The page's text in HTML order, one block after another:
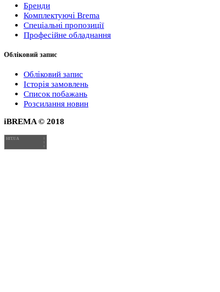
Бренди
Комплектуючі Brema
Спеціальні пропозиції
Професійне обладнання
Обліковий запис
Обліковий запис
Історія замовлень
Список побажань
Розсилання новин
iBREMA © 2018
HIT.UA